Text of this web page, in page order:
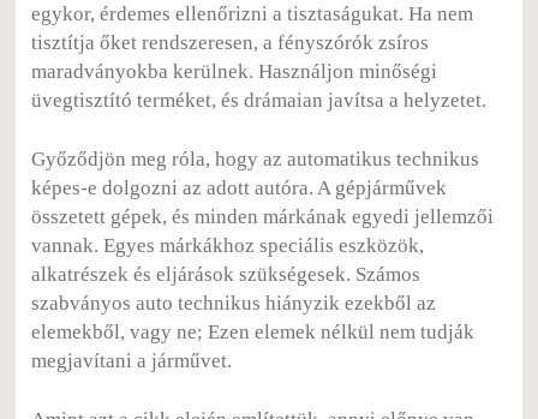
egykor, érdemes ellenőrizni a tisztaságukat. Ha nem
tisztítja őket rendszeresen, a fényszórók zsíros
maradványokba kerülnek. Használjon minőségi
üvegtisztító terméket, és drámaian javítsa a helyzetet.
Győződjön meg róla, hogy az automatikus technikus
képes-e dolgozni az adott autóra. A gépjárművek
összetett gépek, és minden márkának egyedi jellemzői
vannak. Egyes márkákhoz speciális eszközök,
alkatrészek és eljárások szükségesek. Számos
szabványos auto technikus hiányzik ezekből az
elemekből, vagy ne; Ezen elemek nélkül nem tudják
megjavítani a járművet.